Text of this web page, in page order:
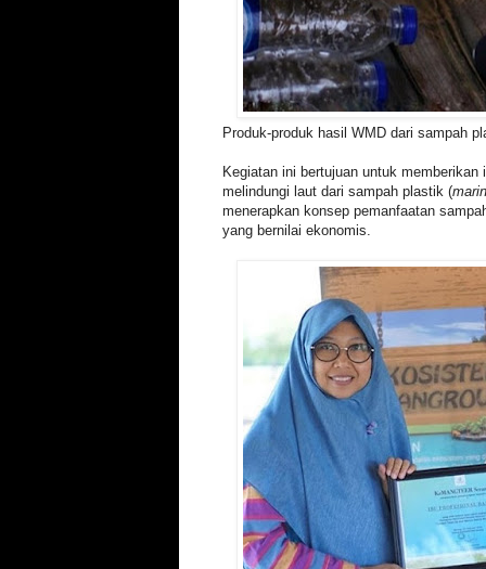
Produk-produk hasil WMD dari sampah
Kegiatan ini bertujuan untuk memberikan
melindungi laut dari sampah plastik (
menerapkan konsep pemanfaatan
yang bernilai ekonomis.